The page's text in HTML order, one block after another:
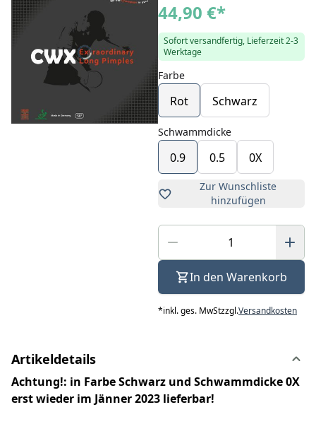
44,90 €*
Sofort versandfertig, Lieferzeit 2-3
Werktage
Farbe
Rot Schwarz
Schwammdicke
0.9 0.5 0X
Zur Wunschliste
hinzufügen
In den Warenkorb
*inkl. ges. MwStzzgl.Versandkosten
Artikeldetails
Achtung!: in Farbe Schwarz und Schwammdicke 0X
erst wieder im Jänner 2023 lieferbar!